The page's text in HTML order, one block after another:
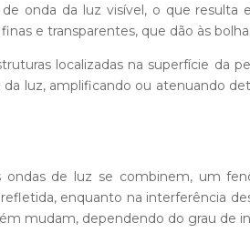
onda da luz visível, o que resulta
e transparentes, que dão às
localizadas na superfície da
luz, amplificando ou atenuando
de luz se combinem, um
enquanto na interferência
mudam, dependendo do grau de